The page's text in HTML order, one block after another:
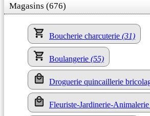
Magasins (676)
Boucherie charcuterie (31)
Boulangerie (55)
Droguerie quincaillerie
Fleuriste-Jardinerie-Animalerie